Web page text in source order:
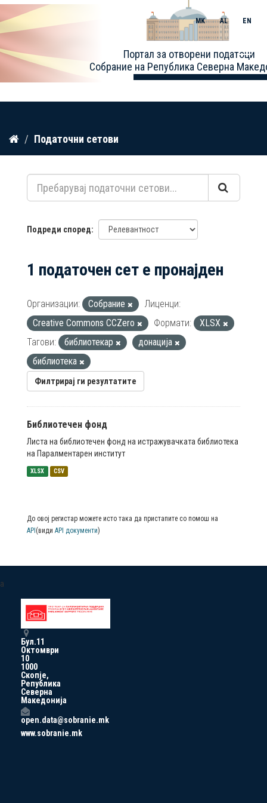
Прескокнете
содржина
Портал за отворени податоци
Собрание на Република Северна
MK AL EN
Toggle
Податочни сетови
Подреди според
1 податочен сет е пронајден
Организации: Собрание
Лиценци:
Creative Commons CCZero
Формати:
XLSX
Тагови:
библиотекар
донација
библиотека
Филтрирај ги резултатите
Библиотечен фонд
Листа на библиотечен фонд на истражувачката библиотека
на Паралментарен институт
XLSX CSV
До овој регистар можете исто така да пристапите со помош на
API (види API документи)
a
Бул.11
Октомври
10
1000
Скопје,
Република
Северна
Македонија
open.data@sobranie.mk
www.sobranie.mk